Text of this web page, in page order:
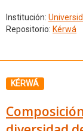
Institución:
Repositorio: Kérwá
KÉRWÁ